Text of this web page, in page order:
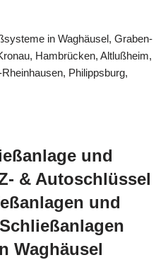
in Waghäusel, Graben-
Hambrücken, Altlußheim,
Philippsburg,
und
& Autoschlüssel
und
Waghäusel